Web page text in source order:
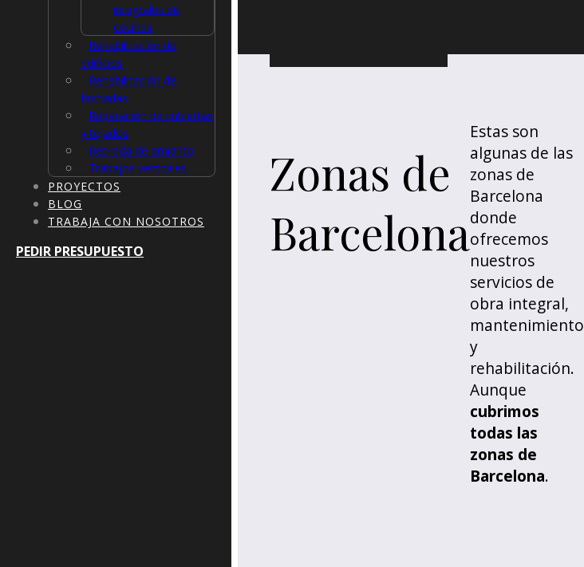
integrales de
cocinas
Rehabilitación de
edificios
Rehabilitación de
fachadas
Reparación de cubiertas
y tejados
Retirada de amianto
Trabajos verticales
PROYECTOS
BLOG
TRABAJA CON NOSOTROS
PEDIR PRESUPUESTO
Zonas de
Barcelona
Estas son
algunas de las
zonas de
Barcelona
donde
ofrecemos
nuestros
servicios de
obra integral,
mantenimiento
y
rehabilitación.
Aunque
cubrimos
todas las
zonas de
Barcelona.